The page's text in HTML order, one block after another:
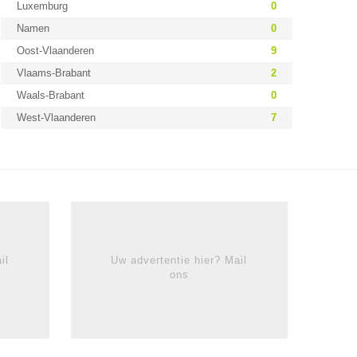
Luxemburg
0
Namen
0
Oost-Vlaanderen
9
Vlaams-Brabant
2
Waals-Brabant
0
West-Vlaanderen
7
Uw advertentie hier? Mail
ons